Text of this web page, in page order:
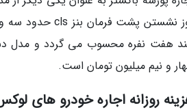
و نیم میلیون تومان است.
روزانه اجاره خودرو های